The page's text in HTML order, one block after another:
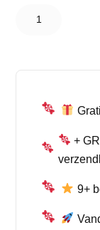
Katjesdrop
+
9+